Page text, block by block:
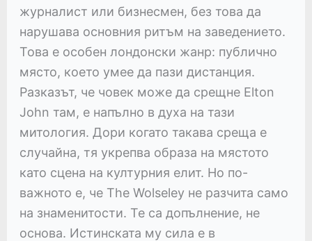
журналист или бизнесмен, без това да
нарушава основния ритъм на заведението.
Това е особен лондонски жанр: публично
място, което умее да пази дистанция.
Разказът, че човек може да срещне Elton
John там, е напълно в духа на тази
митология. Дори когато такава среща е
случайна, тя укрепва образа на мястото
като сцена на културния елит. Но по-
важното е, че The Wolseley не разчита само
на знаменитости. Те са допълнение, не
основа. Истинската му сила е в